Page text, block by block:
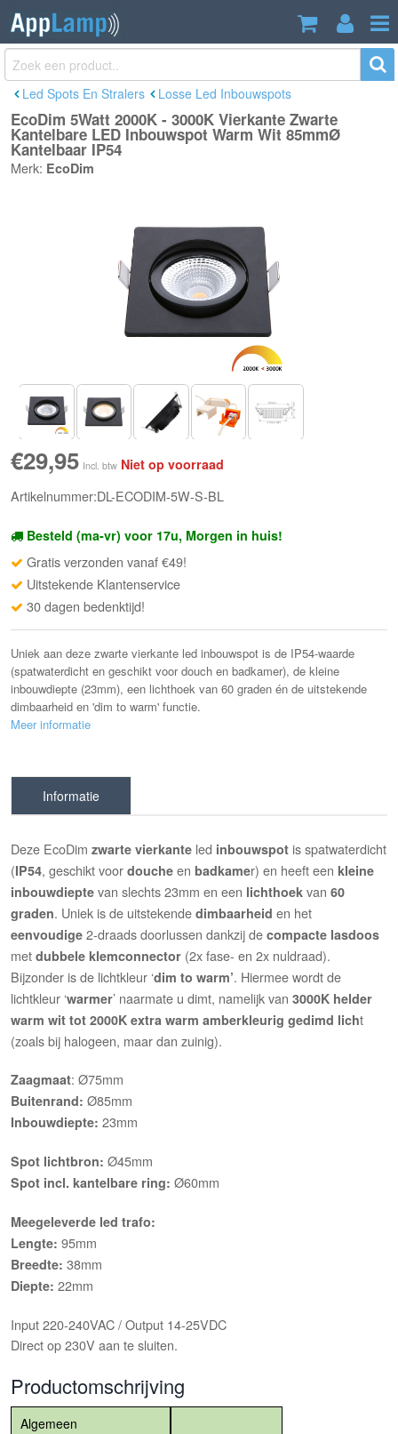
EcoDim 5Watt 2000K - 3000K Vierkante
Zwarte Kantelbare LED Inbouwspot
Warm Wit 85mmØ Kantelbaar IP54
€29,95
Led Spots En Stralers Losse Led Inbouwspots
EcoDim 5Watt 2000K - 3000K Vierkante Zwarte
Kantelbare LED Inbouwspot Warm Wit 85mmØ
Kantelbaar IP54
Merk: EcoDim
€29,95 Incl. btw Niet op voorraad
Artikelnummer:DL-ECODIM-5W-S-BL
Besteld (ma-vr) voor 17u, Morgen in huis!
Gratis verzonden vanaf €49!
Uitstekende Klantenservice
30 dagen bedenktijd!
Uniek aan deze zwarte vierkante led inbouwspot is de IP54-waarde
(spatwaterdicht en geschikt voor douch en badkamer), de kleine
inbouwdiepte (23mm), een lichthoek van 60 graden én de uitstekende
dimbaarheid en 'dim to warm' functie.
Meer informatie
Informatie
Deze EcoDimzwarte vierkante led inbouwspot is spatwaterdicht
(IP54, geschikt voordouche enbadkamer) en heeft eenkleine
inbouwdiepte van slechts 23mm en een lichthoek van 60
graden. Uniek is de uitstekendedimbaarheid en het
eenvoudige 2-draads doorlussen dankzij decompacte lasdoos
metdubbele klemconnector (2x fase- en 2x nuldraad).
Bijzonder is de lichtkleur ‘dim to warm’. Hiermee wordt de
lichtkleur ‘warmer’ naarmate u dimt, namelijk van3000K helder
warm wit tot 2000K extra warm amberkleurig gedimd licht
(zoals bij halogeen, maar dan zuinig).
Zaagmaat: Ø75mm
Buitenrand: Ø85mm
Inbouwdiepte: 23mm
Spot lichtbron: Ø45mm
Spot incl. kantelbare ring: Ø60mm
Meegeleverde led trafo:
Lengte: 95mm
Breedte: 38mm
Diepte: 22mm
Input 220-240VAC / Output 14-25VDC
Direct op 230V aan te sluiten.
Productomschrijving
Algemeen